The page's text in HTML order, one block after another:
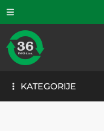
KATEGORIJE
KATEGORIJE